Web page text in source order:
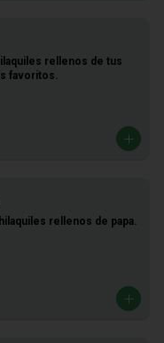
rellenos de tus
favoritos.
rellenos de papa.